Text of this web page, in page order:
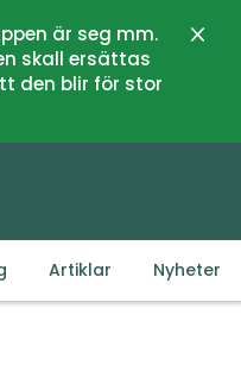
är seg mm.
skall ersättas
den blir för stor
Artiklar Nyheter